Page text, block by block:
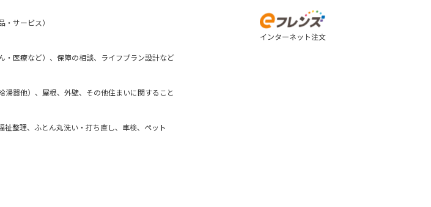
サービス）
・医療など）、保障の相談、ライフプラン設計など
湯器他）、屋根、外壁、その他住まいに関すること
祉整理、ふとん丸洗い・打ち直し、車検、ペット